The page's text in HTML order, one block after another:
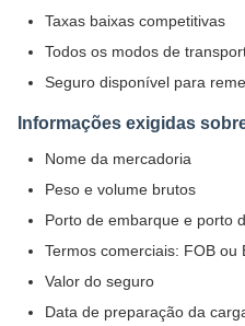
Taxas baixas competitivas
Todos os modos de
Seguro disponível para
Informações exigidas
Nome da mercadoria
Peso e volume brutos
Porto de embarque e porto
Termos comerciais: FOB ou
Valor do seguro
Data de preparação da